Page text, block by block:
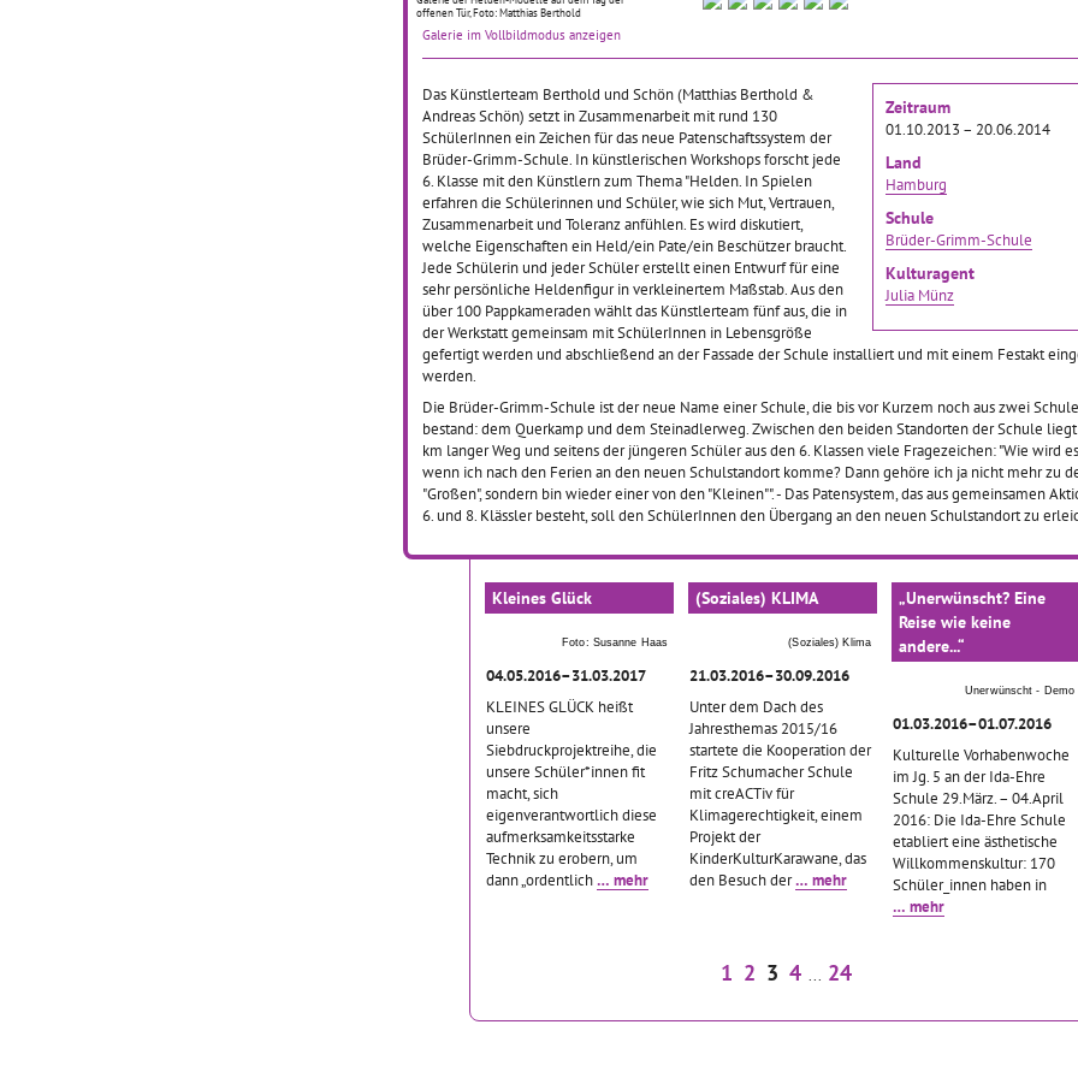
offenen Tür, Foto: Matthias Berthold
Galerie im Vollbildmodus anzeigen
Zeitraum
01.10.2013 – 20.06.2014
Land
Hamburg
Schule
Brüder-Grimm-Schule
Kulturagent
Julia Münz
Das Künstlerteam Berthold und Schön (Matthias Berthold &
Andreas Schön) setzt in Zusammenarbeit mit rund 130
SchülerInnen ein Zeichen für das neue Patenschaftssystem der
Brüder-Grimm-Schule. In künstlerischen Workshops forscht jede
6. Klasse mit den Künstlern zum Thema "Helden. In Spielen
erfahren die Schülerinnen und Schüler, wie sich Mut, Vertrauen,
Zusammenarbeit und Toleranz anfühlen. Es wird diskutiert,
welche Eigenschaften ein Held/ein Pate/ein Beschützer braucht.
Jede Schülerin und jeder Schüler erstellt einen Entwurf für eine
sehr persönliche Heldenfigur in verkleinertem Maßstab. Aus den
über 100 Pappkameraden wählt das Künstlerteam fünf aus, die in
der Werkstatt gemeinsam mit SchülerInnen in Lebensgröße
gefertigt werden und abschließend an der Fassade der Schule installiert und mit einem Festakt
werden.
Die Brüder-Grimm-Schule ist der neue Name einer Schule, die bis vor Kurzem noch aus zwei
bestand: dem Querkamp und dem Steinadlerweg. Zwischen den beiden Standorten der Schule
km langer Weg und seitens der jüngeren Schüler aus den 6. Klassen viele Fragezeichen: "Wie wird
wenn ich nach den Ferien an den neuen Schulstandort komme? Dann gehöre ich ja nicht mehr zu
"Großen", sondern bin wieder einer von den "Kleinen"". - Das Patensystem, das aus gemeinsamen
6. und 8. Klässler besteht, soll den SchülerInnen den Übergang an den neuen Schulstandort zu
Bringt doch nix – oder?!
Habe ich eine Stimme? Wird
ändert sich dann auch
etwas? Was heißt denn hier
Beteiligung? Demokratie?
Gibt es das in … mehr
Heimat, was ist das
ich sie verlasse? Kann ich sie
mitnehmen? Kann ich an
mehreren Orten zu Hause
sein? Oder ist… mehr
Schüler_innen arbeiten
bereits im dritten Jahr an
ihrem
Zukunftsvision: der
reflexive Blick
Zukunftsvisionen
09.05.2016–30.09.2016
Fragestellung, mit der sich
die Schüler*innen der
Klasse 10a künstlerisch
auseinandergesetzt haben.
Sie haben dies in Wort und
Bild… mehr
Gemein_Schaft
Gemein_Schaft
09.05.2016–16.09.2016
Es passiert so schnell und
Vorstellungen hat: Es kracht!
In den Internationalen
Vorbereitungsklassen treffen
Welten aufeinander - und
nicht alle Welten… mehr
FILMFABRIK DULSBERG
2016
Filmfabrik Dulsberg - Dreharbeiten
nachmittags nach der
Schule auf dem Dulsberg
verrückte Gangster-Filme.
Heute ist Özgür Yilderim
einer der bekanntesten
… mehr
Kleines Glück
Foto: Susanne Haas
04.05.2016–31.03.2017
KLEINES GLÜCK heißt
unsere
Siebdruckprojektreihe, die
unsere Schüler*innen fit
macht, sich
eigenverantwortlich diese
aufmerksamkeitsstarke
Technik zu erobern, um
dann „ordentlich… mehr
(Soziales) KLIMA
(Soziales) Klima
21.03.2016–30.09.2016
Unter dem Dach des
Jahresthemas 2015/16
startete die Kooperation der
Fritz Schumacher Schule
mit creACTiv für
Klimagerechtigkeit, einem
Projekt der
KinderKulturKarawane, das
den Besuch der… mehr
„Unerwünscht? Eine
Reise wie keine
andere...“
Unerwünscht - Demo
01.03.2016–01.07.2016
Kulturelle Vorhabenwoche
im Jg. 5 an der Ida-Ehre
Schule 29.März. – 04.April
2016: Die Ida-Ehre Schule
etabliert eine ästhetische
Willkommenskultur: 170
Schüler_innen haben in
… mehr
1 2 3 4 24